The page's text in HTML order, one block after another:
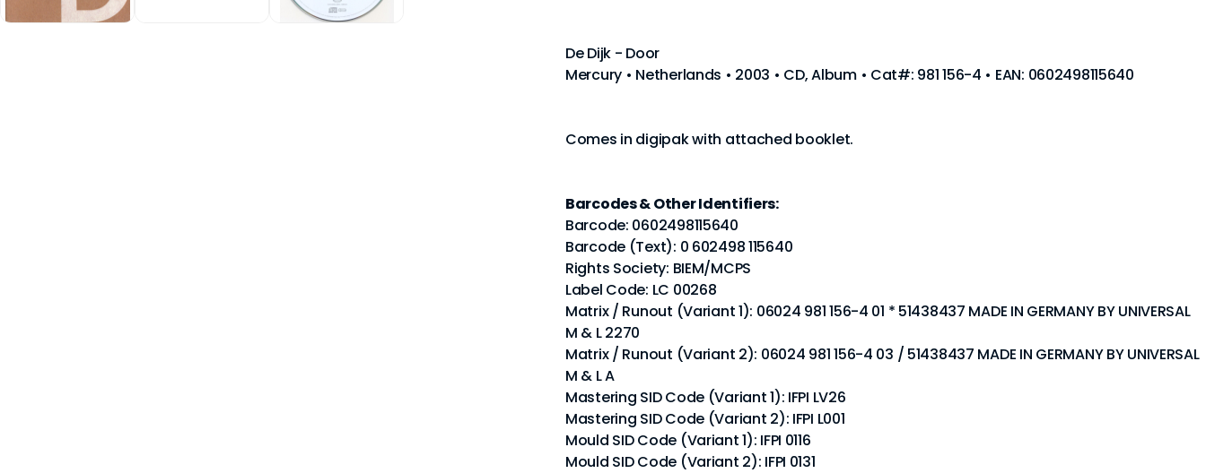
De Dijk - Door
Mercury • Netherlands • 2003 • CD, Album • Cat#: 981 156-4 • EAN: 0602498115640
Comes in digipak with attached booklet.
Barcodes & Other Identifiers:
Barcode: 0602498115640
Barcode (Text): 0 602498 115640
Rights Society: BIEM/MCPS
Label Code: LC 00268
Matrix / Runout (Variant 1): 06024 981 156-4 01 * 51438437 MADE IN GERMANY BY UNIVERSAL
M & L 2270
Matrix / Runout (Variant 2): 06024 981 156-4 03 / 51438437 MADE IN GERMANY BY UNIVERSAL
M & L A
Mastering SID Code (Variant 1): IFPI LV26
Mastering SID Code (Variant 2): IFPI L001
Mould SID Code (Variant 1): IFPI 0116
Mould SID Code (Variant 2): IFPI 0131